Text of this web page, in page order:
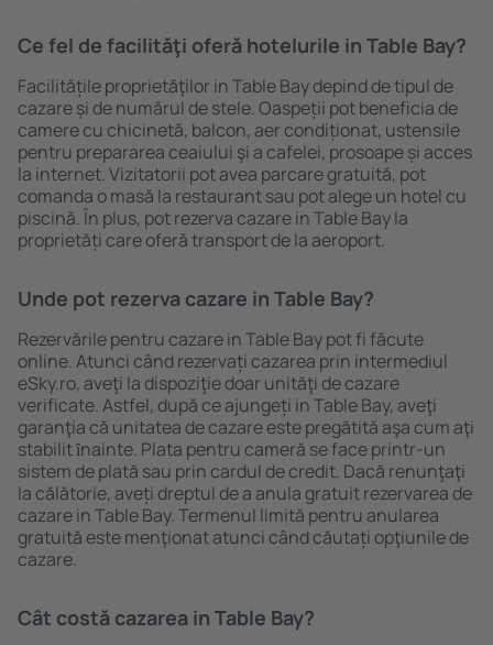
Ce fel de facilităţi oferă hotelurile in Table Bay?
Facilitățile proprietăţilor in Table Bay depind de tipul de
cazare și de numărul de stele. Oaspeții pot beneficia de
camere cu chicinetă, balcon, aer condiționat, ustensile
pentru prepararea ceaiului şi a cafelei, prosoape și acces
la internet. Vizitatorii pot avea parcare gratuită, pot
comanda o masă la restaurant sau pot alege un hotel cu
piscină. În plus, pot rezerva cazare in Table Bay la
proprietăți care oferă transport de la aeroport.
Unde pot rezerva cazare in Table Bay?
Rezervările pentru cazare in Table Bay pot fi făcute
online. Atunci când rezervați cazarea prin intermediul
eSky.ro, aveţi la dispoziţie doar unităţi de cazare
verificate. Astfel, după ce ajungeți in Table Bay, aveţi
garanţia că unitatea de cazare este pregătită aşa cum aţi
stabilit ȋnainte. Plata pentru cameră se face printr-un
sistem de plată sau prin cardul de credit. Dacă renunţaţi
la călătorie, aveți dreptul de a anula gratuit rezervarea de
cazare in Table Bay. Termenul limită pentru anularea
gratuită este menţionat atunci când căutați opţiunile de
cazare.
Cât costă cazarea in Table Bay?